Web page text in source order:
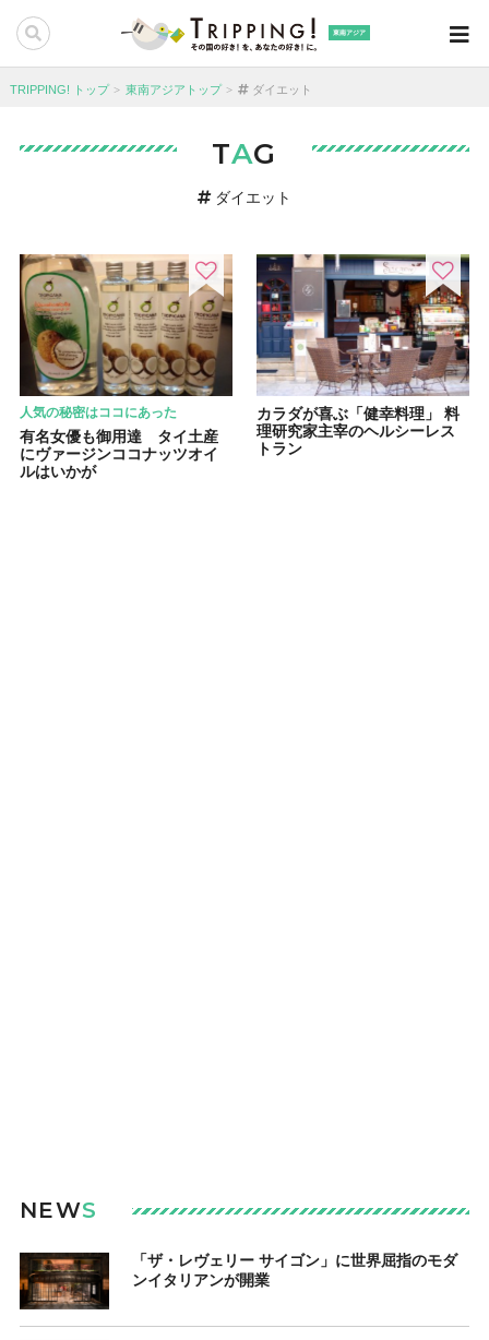
東南アジア
TRIPPING! トップ 東南アジアトップ ダイエット
TAG
ダイエット
人気の秘密はココにあった
有名女優も御用達 タイ土産
にヴァージンココナッツオイ
ルはいかが
カラダが喜ぶ「健幸料理」 料
理研究家主宰のヘルシーレス
トラン
NEWS
「ザ・レヴェリー サイゴン」に世界屈指のモダ
ンイタリアンが開業